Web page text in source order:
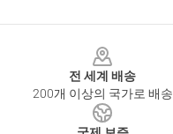
전 세계 배송
200개 이상의 국가로 배송